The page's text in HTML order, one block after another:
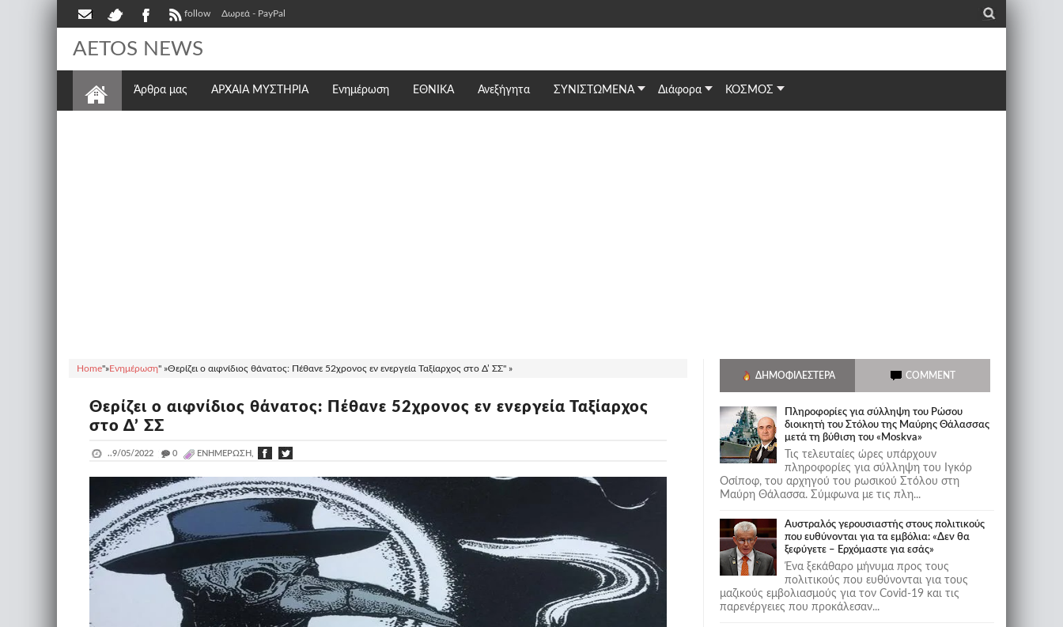
follow Δωρεά - PayPal _
AETOS NEWS
Άρθρα μας ΑΡΧΑΙΑ ΜΥΣΤΗΡΙΑ Ενημέρωση ΕΘΝΙΚΆ Ανεξήγητα ΣΥΝΙΣΤΩΜΕΝΑ Διάφορα ΚΟΣΜΟΣ
Home"»Ενημέρωση" »Θερίζει ο αιφνίδιος θάνατος: Πέθανε 52χρονος εν ενεργεία Ταξίαρχος στο Δ’ ΣΣ" »
Θερίζει ο αιφνίδιος θάνατος: Πέθανε 52χρονος εν ενεργεία Ταξίαρχος
στο Δ’ ΣΣ
..9/05/2022 _ 0 ΕΝΗΜΈΡΩΣΗ,
ΔΗΜΟΦΙΛΈΣΤΕΡΑ COMMENT
Πληροφορίες για σύλληψη του Ρώσου
διοικητή του Στόλου της Mαύρης Θάλασσας
μετά τη βύθιση του «Moskva»
Τις τελευταίες ώρες υπάρχουν
πληροφορίες για σύλληψη του Ιγκόρ
Οσίποφ, του αρχηγού του ρωσικού Στόλου στη
Μαύρη Θάλασσα. Σύμφωνα με τις πλη...
Αυστραλός γερουσιαστής στους πολιτικούς
που ευθύνονται για τα εμβόλια: «Δεν θα
ξεφύγετε – Ερχόμαστε για εσάς»
Ένα ξεκάθαρο μήνυμα προς τους
πολιτικούς που ευθύνονται για τους
μαζικούς εμβολιασμούς για τον Covid-19 και τις
παρενέργειες που προκάλεσαν...